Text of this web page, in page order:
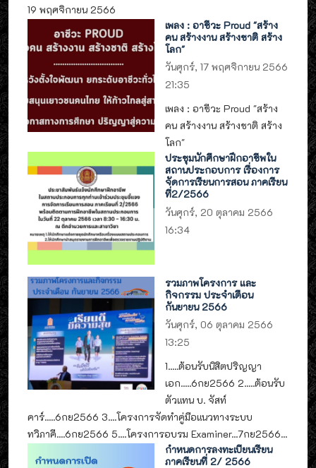
19 พฤศจิกายน 2566
เพลง : อาชีวะ Proud "สร้าง
คน สร้างงาน สร้างชาติ สร้าง
โลก"
วันศุกร์, 17 พฤศจิกายน 2566
21:35
เพลง : อาชีวะ Proud "สร้าง
คน สร้างงาน สร้างชาติ สร้าง
โลก"
ประชุมนักศึกษาฝึกอาชีพใน
สถานประกอบการ เรื่องการ
จัดการเรียนการสอน ภาคเรียน
ที่2/2566
วันศุกร์, 20 ตุลาคม 2566
16:34
รวมภาพโครงการ และ
กิจกรรม ประจำเดือน
กันยายน 2566
วันศุกร์, 06 ตุลาคม 2566
13:25
1.....ต้อนรับนิสิตปริญญา
เอก.....6กย2566 2.....ต้อนรับ
ตัวแทน บ. จัสท์
คาร์.....6กย2566 3....โครงการจัดทำคู่มือแนวทางระบบ
ทวิภาคี....6กย2566 5....โครงการอบรม Examiner...7กย2566...
กำหนดการลงทะเบียนเรียน
ภาคเรียนที่ 2/ 2566